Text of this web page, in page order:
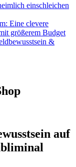
einschleichen
Eine clevere
größerem Budget
&
auf